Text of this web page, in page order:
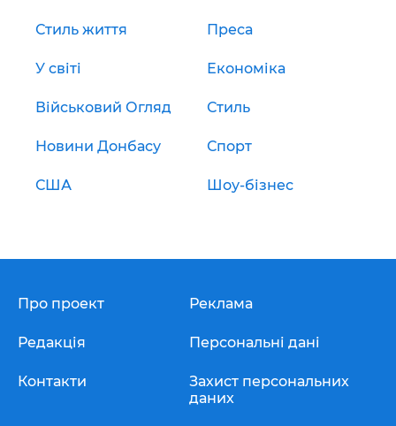
Стиль життя Преса
У світі Економіка
Військовий Огляд Стиль
Новини Донбасу Спорт
США Шоу-бізнес
Про проект
Редакція
Контакти
Реклама
Персональні дані
Захист персональних
даних